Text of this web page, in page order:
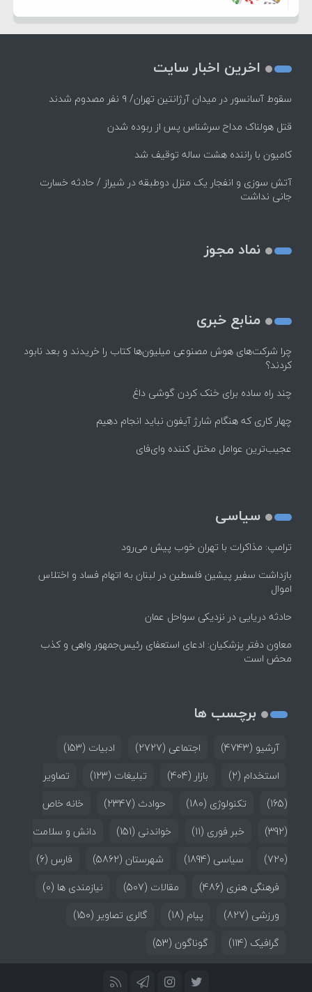
اخرین اخبار سایت
سقوط آسانسور در میدان آرژانتین تهران/ ۹ نفر مصدوم شدند
قتل هولناک مداح سرشناس پس از ربوده شدن
کامیون با راننده هشت ساله توقیف شد
آتش سوزی و انفجار یک منزل دوطبقه در شیراز / حادثه خسارت
جانی نداشت
نماد مجوز
منابع خبری
چرا شرکت‌های هوش مصنوعی میلیون‌ها کتاب را خریدند و بعد نابود
کردند؟
چند راه‌ ساده برای خنک کردن گوشی داغ
چهار کاری که هنگام شارژ آیفون نباید انجام دهیم
عجیب‌ترین عوامل مختل کننده وای‌فای
سیاسی
ترامپ: مذاکرات با تهران خوب پیش می‌رود
بازداشت سفیر پیشین فلسطین در لبنان به اتهام فساد و اختلاس
اموال
حادثه دریایی در نزدیکی سواحل عمان
معاون دفتر پزشکیان: ادعای استعفای رئیس‌جمهور واهی و کذب
محض است
برچسب ها
آرشیو (4743) اجتماعی (2727) ادبیات (153)
استخدام (2) بازار (404) تبلیغات (123)
تصاویر
(165)
تکنولوژی (180) حوادث (2347)
خانه خاص
(392)
خبر فوری (11) خواندنی (151)
دانش و سلامت
(720)
سیاسی (1894) شهرستان (5862) فارس (6)
فرهنگی هنری (486) مقالات (507) نیازمندی ها (0)
ورزشی (827) پیام (18) گالری تصاویر (150)
گرافیک (114) گوناگون (53)